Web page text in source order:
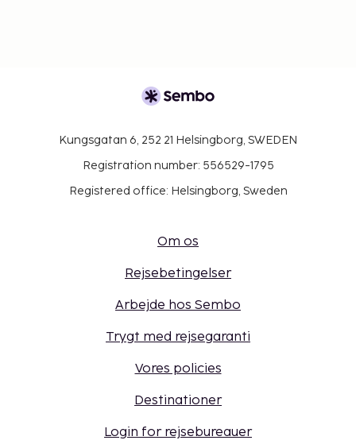
Kungsgatan 6, 252 21 Helsingborg, SWEDEN
Registration number: 556529-1795
Registered office: Helsingborg, Sweden
Om os
Rejsebetingelser
Arbejde hos Sembo
Trygt med rejsegaranti
Vores policies
Destinationer
Login for rejsebureauer